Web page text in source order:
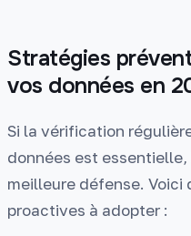
Stratégies
vos données en
Si la vérification
données est
meilleure défense. Voici
proactives à adopter :